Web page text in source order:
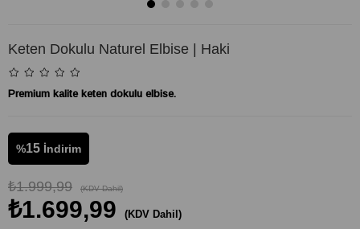
Keten Dokulu Naturel Elbise | Haki
Premium kalite keten dokulu elbise.
%15 İndirim
₺1.999,99 (KDV Dahil)
₺1.699,99 (KDV Dahil)